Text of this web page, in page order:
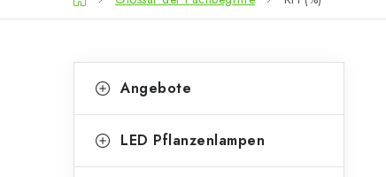
eüberspringen
a
e
Angebote
LED Pflanzenlampen